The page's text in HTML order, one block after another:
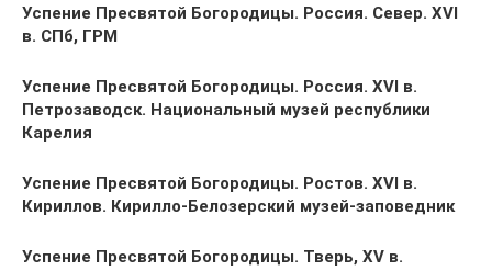
Успение Пресвятой Богородицы. Россия. Север. XVI
в. СПб, ГРМ
Успение Пресвятой Богородицы. Россия. XVI в.
Петрозаводск. Национальный музей республики
Карелия
Успение Пресвятой Богородицы. Ростов. XVI в.
Кириллов. Кирилло-Белозерский музей-заповедник
Успение Пресвятой Богородицы. Тверь, XV в.